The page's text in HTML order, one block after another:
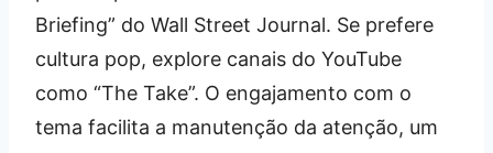
Briefing” do Wall Street Journal. Se prefere
cultura pop, explore canais do YouTube
como “The Take”. O engajamento com o
tema facilita a manutenção da atenção, um